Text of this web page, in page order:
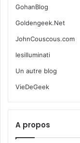
GohanBlog
Goldengeek.Net
JohnCouscous.com
lesilluminati
Un autre blog
VieDeGeek
A propos